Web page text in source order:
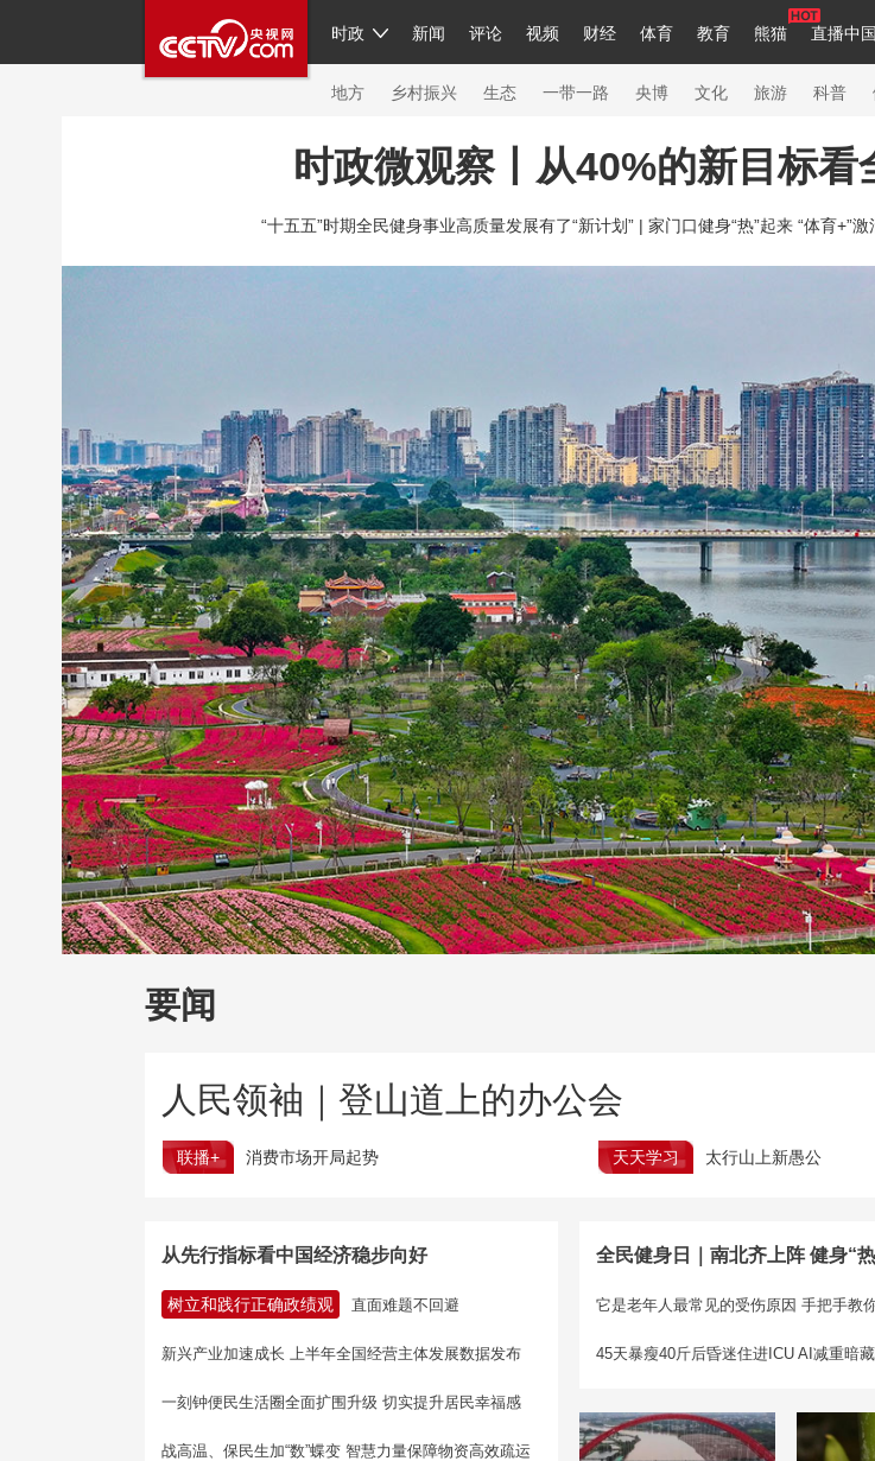
时政 新闻 评论 视频 财经 体育 教育 熊猫 直播中国
人民领袖习近平 联播+ 中国领导人 央视快评 习式妙语 热解
直播 片库 栏目大全 节目单 听音 微视频 主持人 下载
繁体 海外频道 iPanda English Монгол
地方 乡村振兴 生态 一带一路 央博 文化 旅游 科普
网络春晚 共产党员网 秧纪录 纪录片网 国家大剧院 大型活动
新闻 国内 国际 评论 经济 军事 科技 法治 文娱 人物 公益 图
联播+
全景新闻
现场 前线 比划 蓝海中国 新兵请入列 人生第一次 人生第二次
体育 直播 竞猜 2026年世界杯 2026年冬奥会 CBA NBA 中超 国足
VIP会员 CCTV奥林匹克频道 生活体育大会 体育江湖 文化体育 冰雪道路 足
财经 教育 乡村振兴 生态环境 一带一路 央博 非遗 文化 旅游 科普
大国智造 大国展会 大国保险 云顶对话 云起 超级工厂 智敬中国 全民健康
CCTV.节目官网 直播 节目单 栏目 片库 热播榜 总台企业白名单
时政微观察丨从40%的新目标
“十五五”时期全民健身事业高质量发展有了“新计划” | 家门口健身“热”起来 “体育+”
要闻
人民领袖｜登山道上的办公会
联播+ 消费市场开局起势 天天学习 太行山上新愚公
从先行指标看中国经济稳步向好
树立和践行正确政绩观 直面难题不回避
新兴产业加速成长 上半年全国经营主体发展数据发布
一刻钟便民生活圈全面扩围升级 切实提升居民幸福感
战高温、保民生加“数”蝶变 智慧力量保障物资高效疏运
全民健身日｜南北齐上阵 健身“
它是老年人最常见的受伤原因 手把手教
45天暴瘦40斤后昏迷住进ICU AI减重暗